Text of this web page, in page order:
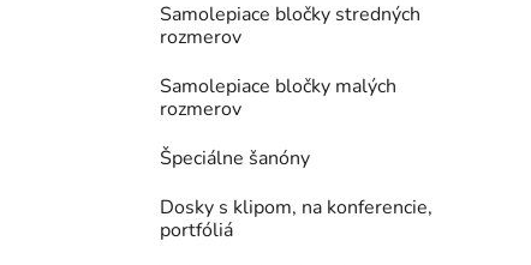
Samolepiace bločky stredných
rozmerov
Samolepiace bločky malých
rozmerov
Špeciálne šanóny
Dosky s klipom, na konferencie,
portfóliá